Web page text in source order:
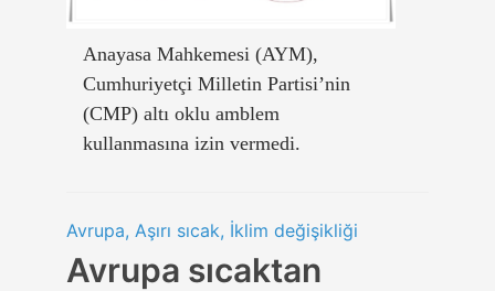
Anayasa Mahkemesi (AYM),
Cumhuriyetçi Milletin Partisi’nin
(CMP) altı oklu amblem
kullanmasına izin vermedi.
Avrupa, Aşırı sıcak, İklim değişikliği
Avrupa sıcaktan